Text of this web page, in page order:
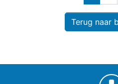
Terug naar